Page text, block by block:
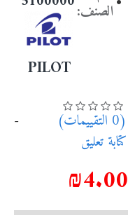
الصنف:
PILOT
(0 التقييمات)
-
كتابة تعليق
₪4.00